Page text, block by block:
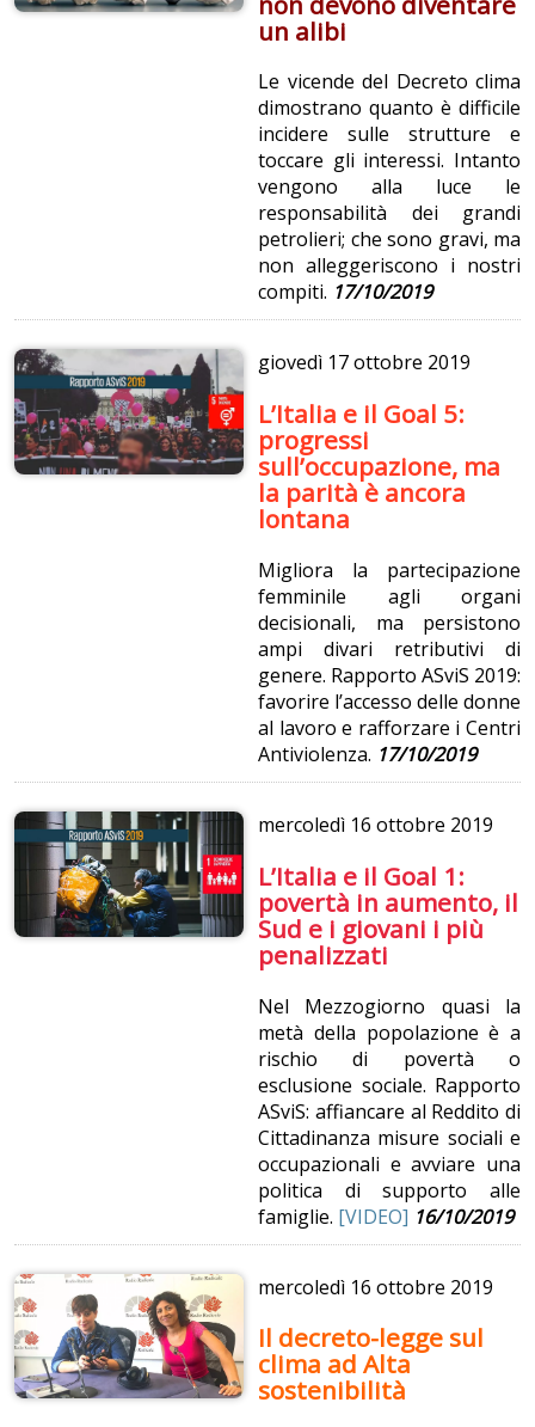
un alibi
Le vicende del Decreto clima
dimostrano quanto è difficile
incidere sulle strutture e
toccare gli interessi. Intanto
vengono alla luce le
responsabilità dei grandi
petrolieri; che sono gravi, ma
non alleggeriscono i nostri
compiti. 17/10/2019
giovedì 17 ottobre 2019
L’Italia e il Goal 5:
progressi
sull’occupazione, ma
la parità è ancora
lontana
Migliora la partecipazione
femminile agli organi
decisionali, ma persistono
ampi divari retributivi di
genere. Rapporto ASviS 2019:
favorire l’accesso delle donne
al lavoro e rafforzare i Centri
Antiviolenza. 17/10/2019
mercoledì 16 ottobre 2019
L’Italia e il Goal 1:
povertà in aumento, il
Sud e i giovani i più
penalizzati
Nel Mezzogiorno quasi la
metà della popolazione è a
rischio di povertà o
esclusione sociale. Rapporto
ASviS: affiancare al Reddito di
Cittadinanza misure sociali e
occupazionali e avviare una
politica di supporto alle
famiglie. [VIDEO] 16/10/2019
mercoledì 16 ottobre 2019
Il decreto-legge sul
clima ad Alta
sostenibilità